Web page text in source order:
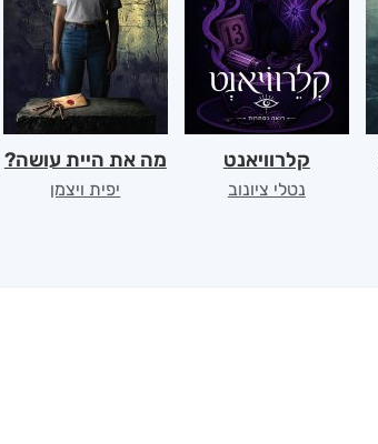
קלרוויאנט
נטלי ציונוב
מה את היית עושה?
יפית ויצמן